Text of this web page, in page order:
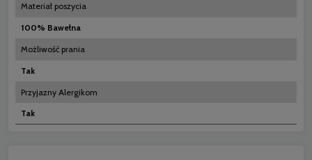
Materiał poszycia
100% Bawełna
Możliwość prania
Tak
Przyjazny Alergikom
Tak